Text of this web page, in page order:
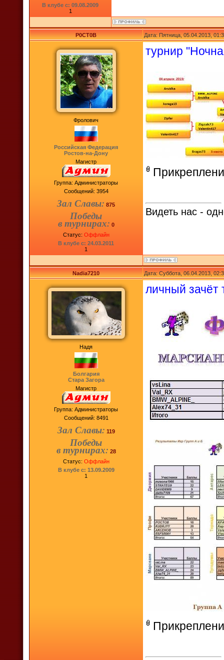
В клубе с: 09.08.2009
1
P0CT0B Дата: Пятница, 05.04.2013,
Фролович
Российская Федерация
Ростов-на-Дону
Магистр
Группа: Администраторы
Сообщений: 3954
Зал Славы: 875
Победы
в турнирах: 0
Статус: Оффлайн
В клубе с: 24.03.2011
1
турнир
Видеть нас -
Nadia7210 Дата: Суббота, 06.04.2013,
Надя
Болгария
Стара Загора
Магистр
Группа: Администраторы
Сообщений: 8491
Зал Славы: 119
Победы
в турнирах: 28
Статус: Оффлайн
В клубе с: 13.09.2009
1
личный зачёт